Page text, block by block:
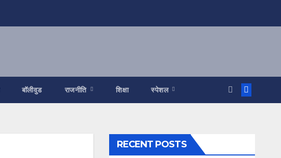
बॉलीवुड राजनीति शिक्षा स्पेशल
RECENT POSTS